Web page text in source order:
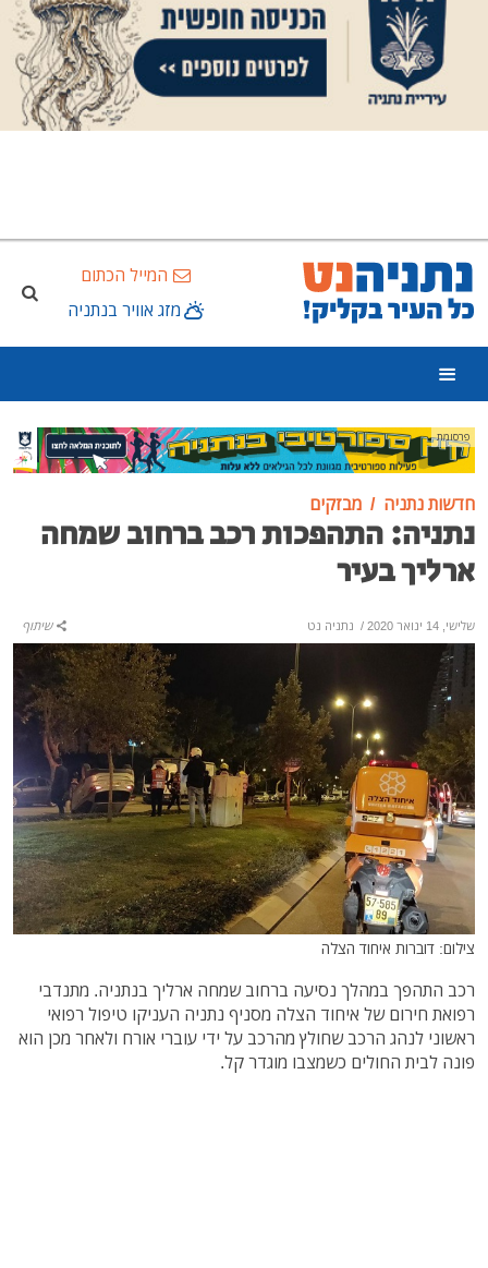
המייל הכתום
מזג אוויר בנתניה
פרסומת
חדשות נתניה מבזקים
נתניה: התהפכות רכב ברחוב שמחה
ארליך בעיר
שלישי, 14 ינואר 2020 / נתניה נט שיתוף
צילום: דוברות איחוד הצלה
רכב התהפך במהלך נסיעה ברחוב שמחה ארליך בנתניה. מתנדבי
רפואת חירום של איחוד הצלה מסניף נתניה העניקו טיפול רפואי
ראשוני לנהג הרכב שחולץ מהרכב על ידי עוברי אורח ולאחר מכן הוא
פונה לבית החולים כשמצבו מוגדר קל.